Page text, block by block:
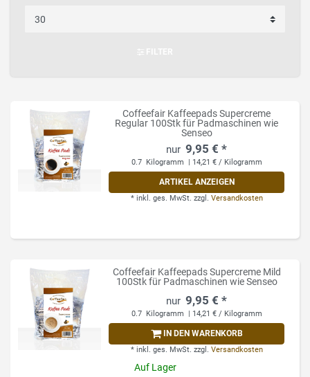
Coffeefair Kaffeepads Supercreme
Regular 100Stk für Padmaschinen wie
Senseo
9,95 € *
0.7 Kilogramm | 14,21 € / Kilogramm
ARTIKEL ANZEIGEN
* inkl. ges. MwSt. zzgl. Versandkosten
Coffeefair Kaffeepads Supercreme Mild
100Stk für Padmaschinen wie Senseo
9,95 € *
0.7 Kilogramm | 14,21 € / Kilogramm
IN DEN WARENKORB
* inkl. ges. MwSt. zzgl. Versandkosten
Auf Lager